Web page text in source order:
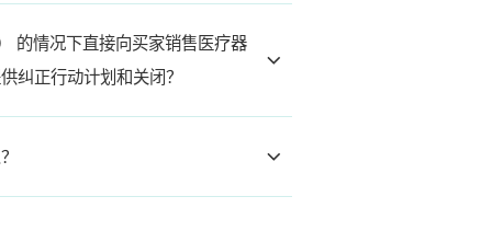
的情况下直接向买家销售医疗器
纠正行动计划和关闭？